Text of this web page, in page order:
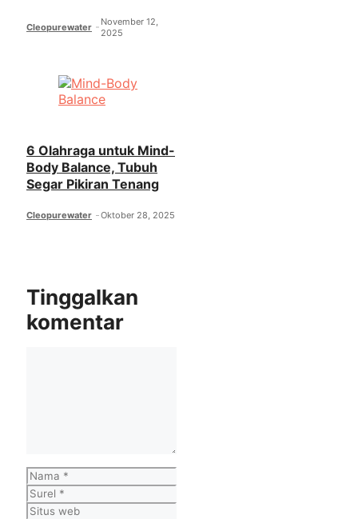
Cleopurewater
November 12,
2025
6 Olahraga untuk Mind-
Body Balance, Tubuh
Segar Pikiran Tenang
Cleopurewater Oktober 28, 2025
Tinggalkan
komentar
Nama
Surel
Situs